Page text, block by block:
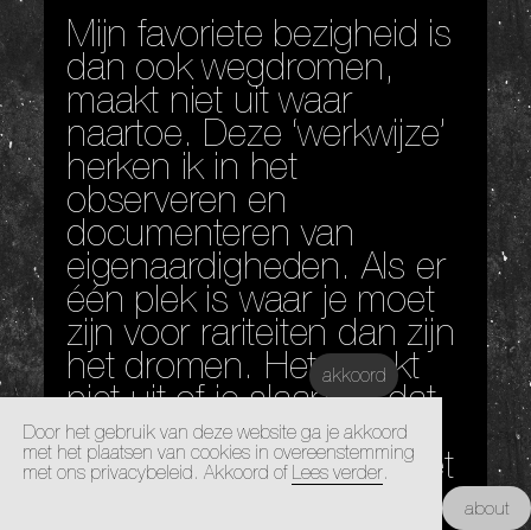
Mijn favoriete bezigheid is
dan ook wegdromen,
maakt niet uit waar
naartoe. Deze ‘werkwijze’
herken ik in het
observeren en
documenteren van
eigenaardigheden. Als er
één plek is waar je moet
zijn voor rariteiten dan zijn
het dromen. Het maakt
niet uit of je slaapt of dat
je aan het dagdromen
bent. Ik merk dat ik bij het
dagdromen in een
about
Door het gebruik van deze website ga je akkoord
met het plaatsen van cookies in overeenstemming
met ons privacybeleid. Akkoord of Lees verder.
akkoord